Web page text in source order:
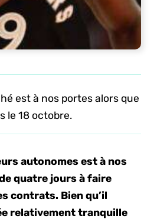
est à nos portes alors que
le 18 octobre.
autonomes est à nos
quatre jours à faire
contrats. Bien qu’il
relativement tranquille